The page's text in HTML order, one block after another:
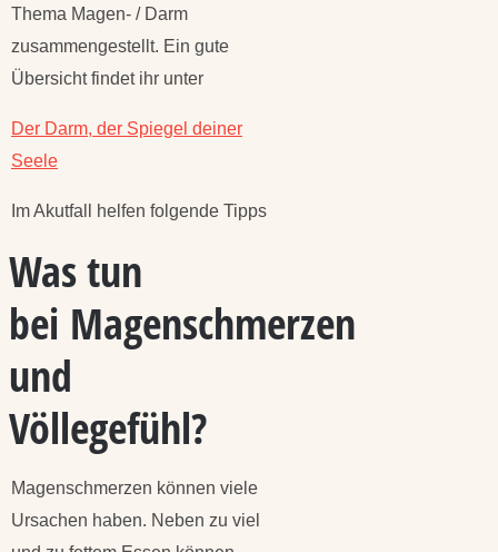
Thema Magen- / Darm
zusammengestellt. Ein gute
Übersicht findet ihr unter
Der Darm, der Spiegel deiner
Seele
Im Akutfall helfen folgende Tipps
Was tun
bei Magenschmerzen
und
Völlegefühl?
Magenschmerzen können viele
Ursachen haben. Neben zu viel